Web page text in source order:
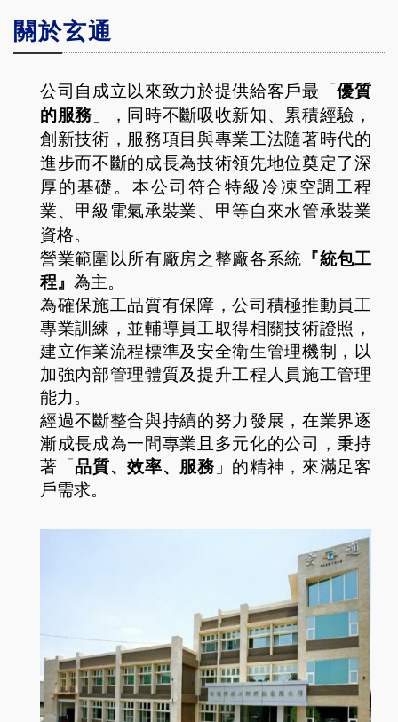
關於玄通
公司自成立以來致力於提供給客戶最「優質
的服務 」， 同時不斷吸收新知、累積經驗，
創新技術，服務項目與專業工法隨著時代的
進步而不斷的成長為技術領先地位奠定了深
厚的基礎。本公司符合特級冷凍空調工程
業、甲級電氣承裝業、甲等自來水管承裝業
資格。
營業範圍以所有廠房之整廠各系統 『統包工
程』 為主。
為確保施工品質有保障，公司積極推動員工
專業訓練，並輔導員工取得相關技術證照，
建立作業流程標準及安全衛生管理機制，以
加強內部管理體質及提升工程人員施工管理
能力。
經過不斷整合與持續的努力發展，在業界逐
漸成長成為一間專業且多元化的公司，秉持
著「 品質、效率、服務 」的精神，來滿足客
戶需求。